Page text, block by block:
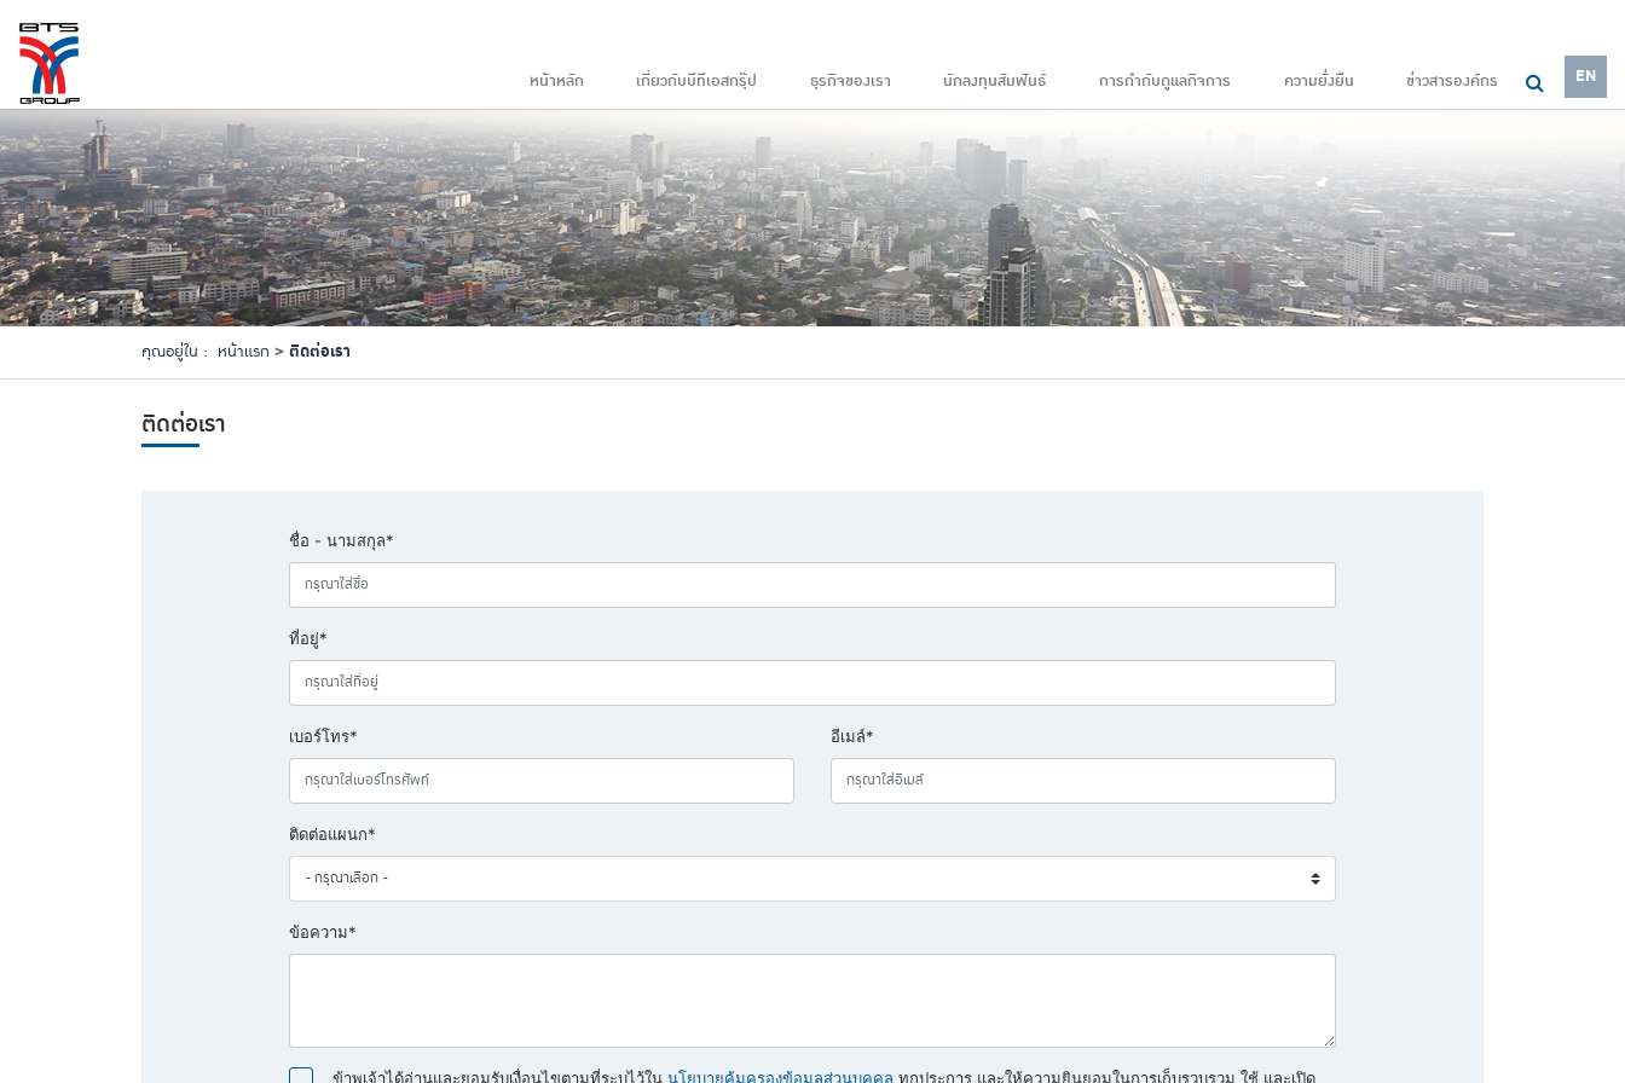
หน้าหลัก เกี่ยวกับบีทีเอสกรุ๊ป ธุรกิจของเรา นักลงทุนสัมพันธ์ การกำกับดูแลกิจการ ความยั่งยืน ข่าวสารองค์กร EN
คุณอยู่ใน : หน้าแรก ติดต่อเรา
ติดต่อเรา
ชื่อ - นามสกุล*
ที่อยู่*
เบอร์โทร* อีเมล์*
ติดต่อแผนก*
ข้อความ*
ข้าพเจ้าได้อ่านและยอมรับเงื่อนไขตามที่ระบุไว้ใน นโยบายคุ้มครองข้อมูลส่วนบุคคล ทุกประการ และให้ความยินยอมในการเก็บรวบรวม ใช้ และเปิด